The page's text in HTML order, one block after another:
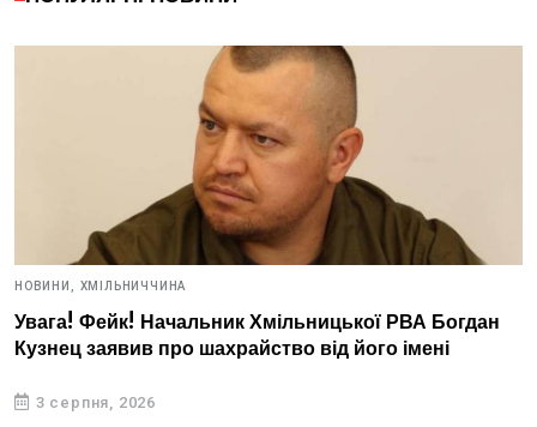
НОВИНИ, ХМІЛЬНИЧЧИНА
Увага! Фейк! Начальник Хмільницької РВА Богдан
Кузнец заявив про шахрайство від його імені
3 серпня, 2026